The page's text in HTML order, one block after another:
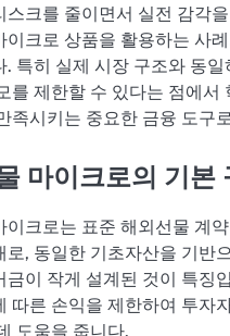
스크를 줄이면서 실전 감각
이크로 상품을 활용하는 사
. 특히 실제 시장 구조와 동
를 제한할 수 있다는 점에서
족시키는 중요한 금융 도구
마이크로의 기본
이크로는 표준 해외선물 계
로, 동일한 기초자산을 기반
금이 작게 설계된 것이 특징
따른 손익을 제한하여 투자
도움을 줍니다.